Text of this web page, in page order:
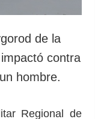
de la
contra
hombre.
Regional de